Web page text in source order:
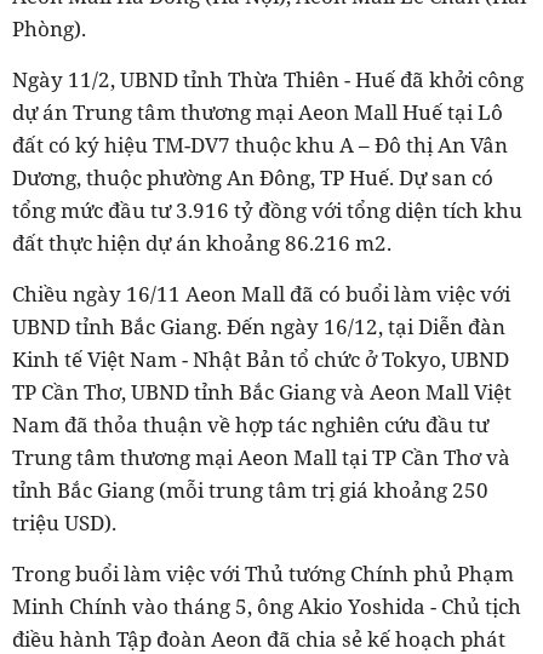
Phòng).
Ngày 11/2, UBND tỉnh Thừa Thiên - Huế đã khởi công
dự án Trung tâm thương mại Aeon Mall Huế tại Lô
đất có ký hiệu TM-DV7 thuộc khu A – Đô thị An Vân
Dương, thuộc phường An Đông, TP Huế. Dự san có
tổng mức đầu tư 3.916 tỷ đồng với tổng diện tích khu
đất thực hiện dự án khoảng 86.216 m2.
Chiều ngày 16/11 Aeon Mall đã có buổi làm việc với
UBND tỉnh Bắc Giang. Đến ngày 16/12, tại Diễn đàn
Kinh tế Việt Nam - Nhật Bản tổ chức ở Tokyo, UBND
TP Cần Thơ, UBND tỉnh Bắc Giang và Aeon Mall Việt
Nam đã thỏa thuận về hợp tác nghiên cứu đầu tư
Trung tâm thương mại Aeon Mall tại TP Cần Thơ và
tỉnh Bắc Giang (mỗi trung tâm trị giá khoảng 250
triệu USD).
Trong buổi làm việc với Thủ tướng Chính phủ Phạm
Minh Chính vào tháng 5, ông Akio Yoshida - Chủ tịch
điều hành Tập đoàn Aeon đã chia sẻ kế hoạch phát